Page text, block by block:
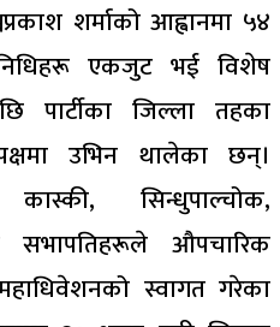
शर्माको आह्वानमा ५४
एकजुट भई विशेष
पार्टीका जिल्ला तहका
उभिन थालेका छन्।
सिन्धुपाल्चोक,
सभापतिहरूले औपचारिक
स्वागत गरेका